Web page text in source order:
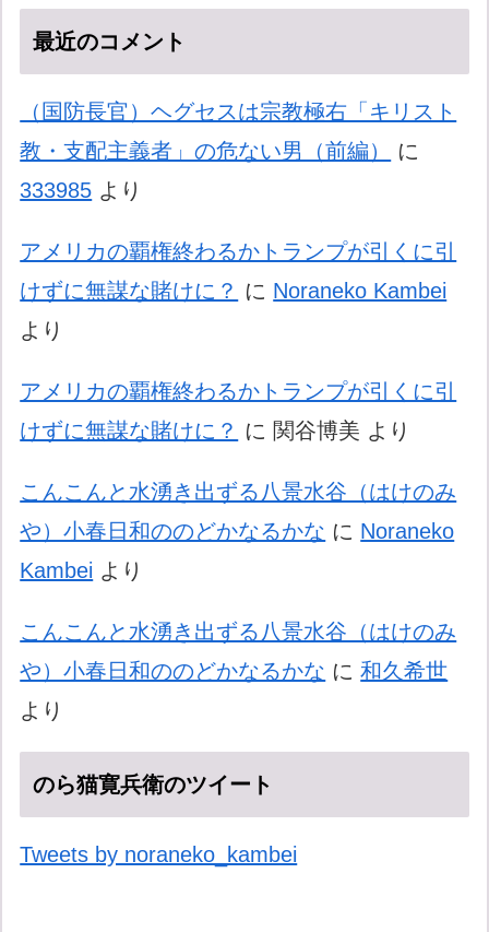
最近のコメント
（国防長官）ヘグセスは宗教極右「キリスト
教・支配主義者」の危ない男（前編）
に
333985 より
アメリカの覇権終わるかトランプが引くに引
けずに無謀な賭けに？ に Noraneko Kambei
より
アメリカの覇権終わるかトランプが引くに引
けずに無謀な賭けに？ に 関谷博美 より
こんこんと水湧き出ずる八景水谷（はけのみ
や）小春日和ののどかなるかな に Noraneko
Kambei より
こんこんと水湧き出ずる八景水谷（はけのみ
や）小春日和ののどかなるかな に和久希世
より
のら猫寛兵衛のツイート
Tweets by noraneko_kambei